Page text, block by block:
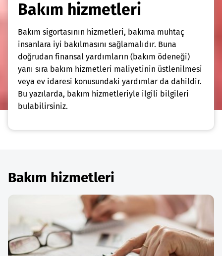
Bakım hizmetleri
Bakım sigortasının hizmetleri, bakıma muhtaç
insanlara iyi bakılmasını sağlamalıdır. Buna
doğrudan finansal yardımların (bakım ödeneği)
yanı sıra bakım hizmetleri maliyetinin üstlenilmesi
veya ev idaresi konusundaki yardımlar da dahildir.
Bu yazılarda, bakım hizmetleriyle ilgili bilgileri
bulabilirsiniz.
Bakım hizmetleri